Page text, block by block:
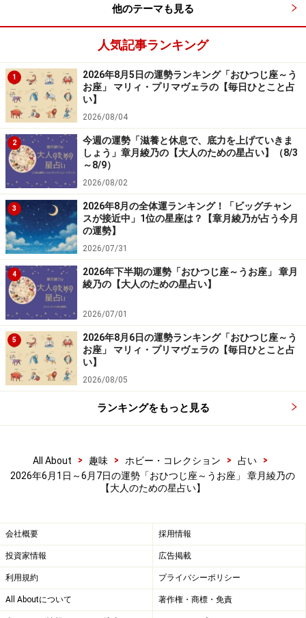
あれもこれもと欲張るよりも、自分の好きなこと、気に
なることを追いかけたい気持ちが強くなるはず。
今週は、自分本位でいいみたい。守備範囲を絞って、独
創性豊かな世界を確立していきましょう。勉強や趣味、
推し活など、マニアックに追いかけることで、特別な発
見や気付きがありそう。仕事も専門性を高めて。たと
え、事務の仕事やレジ打ち作業でも、あなたなりの工夫
の余地がありそうです。
オフは、都会的なスポットへ。洗練されたデザインな
ど、いい刺激を受けられそう。
愛は、マメな連絡が円満の秘訣（ひけつ）。
＞2026年6月の運勢ランキング！ 1位に輝くのはどの星
座!?
ふたご座／双子座（5月21日～6月21日生ま
見えないバリアで、
境界線を引きましょう。
ゆきの自分と中の人を明確に分けていくのです。人気と
活気、勢いがあるため、「やっちゃう？」「行っちゃ
う？」でどんどん話が進んでいき、公私の分け目が消え
やすいのです。しかしそうすると、簡単にあなた自身が
消費されてしまって、1週間の終わりにはクタクタの抜
他のテーマも見る
人気記事ランキング
1
2026年8月5日の運勢ランキング「おひつじ座～う
お座」 マリィ・プリマヴェラの【毎日ひとこと占
い】
2026/08/04
2
今週の運勢「滋養と休息で、底力を上げていきま
しょう」章月綾乃の【大人のための星占い】（8/3
～8/9）
2026/08/02
3
2026年8月の全体運ランキング！「ビッグチャン
スが接近中」1位の星座は？【章月綾乃が占う今月
の運勢】
2026/07/31
4
2026年下半期の運勢「おひつじ座～うお座」 章月
綾乃の【大人のための星占い】
2026/07/01
5
2026年8月6日の運勢ランキング「おひつじ座～う
お座」 マリィ・プリマヴェラの【毎日ひとこと占
い】
2026/08/05
ランキングをもっと見る
All About > 趣味 > ホビー・コレクション > 占い
>
2026年6月1日～6月7日の運勢「おひつじ座～うお座」 章月綾乃の
【大人のための星占い】
会社概要 採用情報
投資家情報 広告掲載
利用規約 プライバシーポリシー
All Aboutについて 著作権・商標・免責